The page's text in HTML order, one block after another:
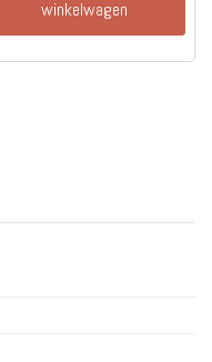
winkelwagen